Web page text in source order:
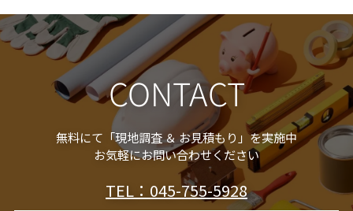
CONTACT
無料にて「現地調査 ＆ お見積もり」を実施中
お気軽にお問い合わせください
TEL：045-755-5928